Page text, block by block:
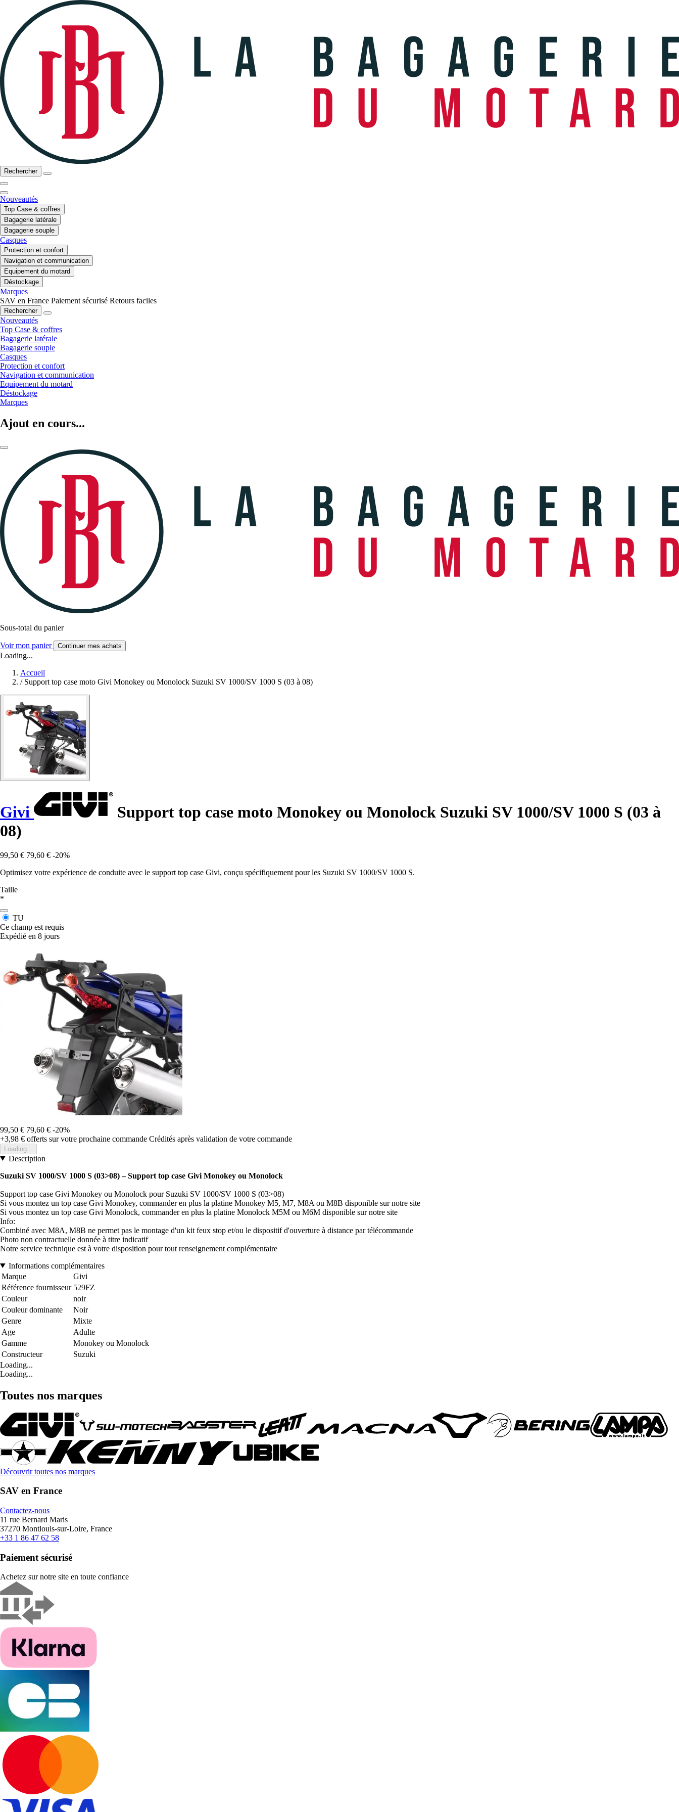
Rechercher
Nouveautés
Top Case & coffres
Bagagerie latérale
Bagagerie souple
Casques
Protection et confort
Navigation et communication
Equipement du motard
Déstockage
Marques
SAV en France Paiement sécurisé Retours faciles
Rechercher
Nouveautés
Top Case & coffres
Bagagerie latérale
Bagagerie souple
Casques
Protection et confort
Navigation et communication
Equipement du motard
Déstockage
Marques
Ajout en cours...
Sous-total du panier
Voir mon panier Continuer mes achats
Loading...
Accueil
/ Support top case moto Givi Monokey ou Monolock Suzuki SV 1000/SV 1000 S (03 à 08)
Givi
Support top case moto Monokey ou Monolock Suzuki SV 1000/SV 1000 S (03 à
08)
99,50 € 79,60 € -20%
Optimisez votre expérience de conduite avec le support top case Givi, conçu spécifiquement pour les Suzuki SV 1000/SV 1000 S.
Taille
*
TU
Ce champ est requis
Expédié en 8 jours
99,50 € 79,60 € -20%
+3,98 € offerts sur votre prochaine commande Crédités après validation de votre commande
Loading...
Description
Suzuki SV 1000/SV 1000 S (03>08)– Support top case Givi Monokey ou Monolock
Support top case Givi Monokey ou Monolock pour Suzuki SV 1000/SV 1000 S (03>08)
Si vous montez un top case Givi Monokey, commander en plus la platine Monokey M5, M7, M8A ou M8B disponible sur notre site
Si vous montez un top case Givi Monolock, commander en plus la platine Monolock M5M ou M6M disponible sur notre site
Info:
Combiné avec M8A, M8B ne permet pas le montage d'un kit feux stop et/ou le dispositif d'ouverture à distance par télécommande
Photo non contractuelle donnée à titre indicatif
Notre service technique est à votre disposition pour tout renseignement complémentaire
Informations complémentaires
Marque
Givi
Référence fournisseur 529FZ
Couleur
noir
Couleur dominante
Noir
Genre
Mixte
Age
Adulte
Gamme
Monokey ou Monolock
Constructeur
Suzuki
Loading...
Loading...
Toutes nos marques
Découvrir toutes nos marques
SAV en France
Contactez-nous
11 rue Bernard Maris
37270 Montlouis-sur-Loire, France
+33 1 86 47 62 58
Paiement sécurisé
Achetez sur notre site en toute confiance